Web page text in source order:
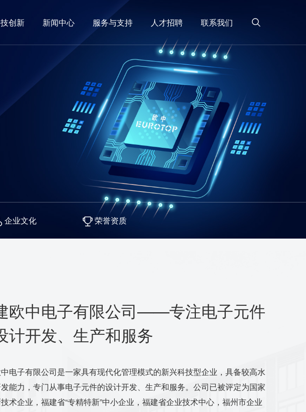
创新 新闻中心 服务与支持 人才招聘 联系我们
企业文化 荣誉资质
欧中电子有限公司——专注电子元件
计开发、生产和服务
电子有限公司是一家具有现代化管理模式的新兴科技型企业，具备较高水
能力，专门从事电子元件的设计开发、生产和服务。公司已被评定为国家
术企业，福建省“专精特新”中小企业，福建省企业技术中心，福州市企业